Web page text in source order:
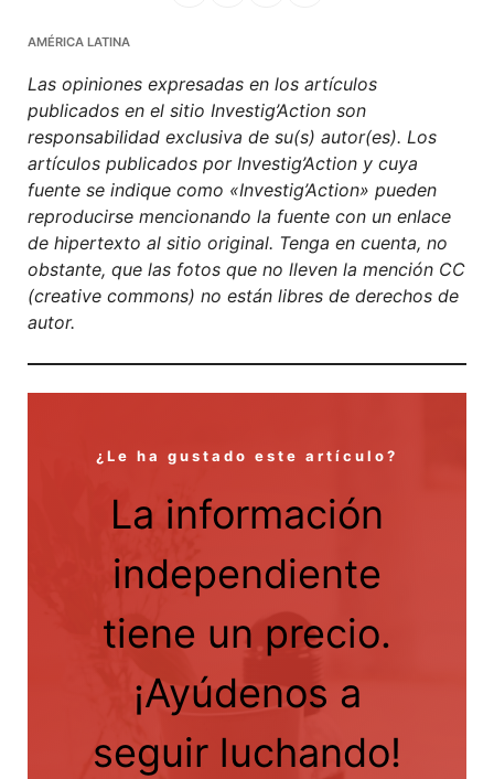
AMÉRICA LATINA
Las opiniones expresadas en los artículos
publicados en el sitio Investig’Action son
responsabilidad exclusiva de su(s) autor(es). Los
artículos publicados por Investig’Action y cuya
fuente se indique como «Investig’Action» pueden
reproducirse mencionando la fuente con un enlace
de hipertexto al sitio original. Tenga en cuenta, no
obstante, que las fotos que no lleven la mención CC
(creative commons) no están libres de derechos de
autor.
¿Le ha gustado este artículo?
La información
independiente
tiene un precio.
¡Ayúdenos a
seguir luchando!